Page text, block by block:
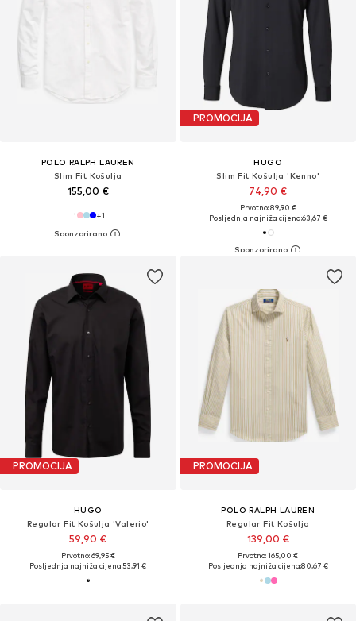
POLO RALPH LAUREN
Slim Fit Košulja
155,00 €
+1
PROMOCIJA
HUGO
Slim Fit Košulja 'Kenno'
74,90 €
Prvotno: 89,90 €
Posljednja najniža cijena:63,67 €
PROMOCIJA
HUGO
Regular Fit Košulja 'Valerio'
59,90 €
Prvotno: 69,95 €
Posljednja najniža cijena:53,91 €
PROMOCIJA
POLO RALPH LAUREN
Regular Fit Košulja
139,00 €
Prvotno: 165,00 €
Posljednja najniža cijena:80,67 €